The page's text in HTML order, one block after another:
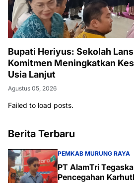
Bupati Heriyus: Sekolah
Komitmen Meningkatkan
Usia Lanjut
Agustus 05, 2026
Failed to load posts.
Berita Terbaru
PEMKAB MURUNG RAYA
PT AlamTri
Pencegahan